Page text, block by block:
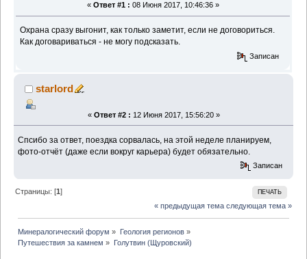
« Ответ #1 : 08 Июня 2017, 10:46:36 »
Охрана сразу выгонит, как только заметит, если не договориться.
Как договариваться - не могу подсказать.
Записан
starlord
« Ответ #2 : 12 Июня 2017, 15:56:20 »
Спсибо за ответ, поездка сорвалась, на этой неделе планируем,
фото-отчёт (даже если вокруг карьера) будет обязательно.
Записан
ПЕЧАТЬ
Страницы: [1]
« предыдущая тема следующая тема »
Минералогический форум » Геология регионов»
Путешествия за камнем » Голутвин (Щуровский)